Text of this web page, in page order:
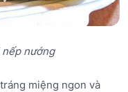
nướng
miệng ngon và